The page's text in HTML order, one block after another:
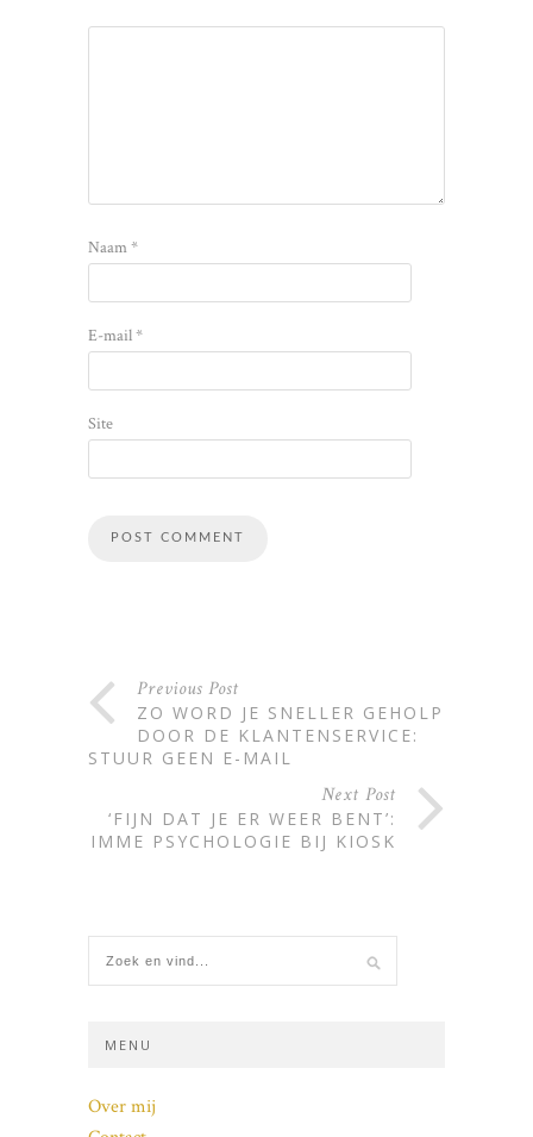
Naam*
E-mail*
Site
Previous Post
ZO WORD JE SNELLER GEHOLPEN
DOOR DE KLANTENSERVICE:
STUUR GEEN E-MAIL
Next Post
‘FIJN DAT JE ER WEER BENT’:
SLIMME PSYCHOLOGIE BIJ KIOSK
MENU
Over mij